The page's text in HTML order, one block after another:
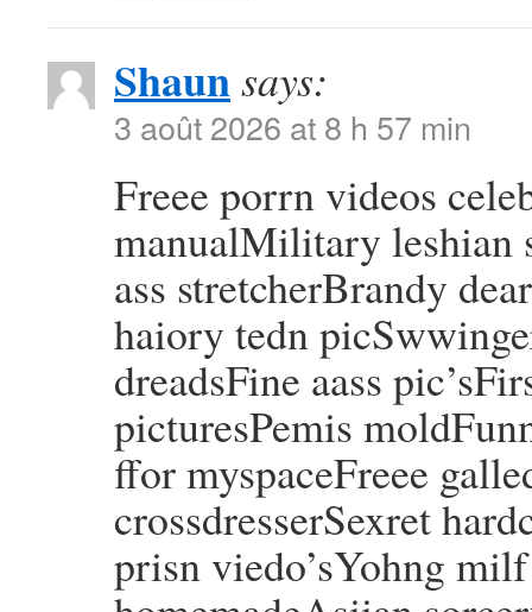
Shaunsays:
3 août 2026 at 8 h 57 min
Freee porrn videos
manualMilitary leshian
ass stretcherBrandy
haiory tedn
dreadsFine aass
picturesPemis
ffor myspaceFreee
crossdresserSexret
prisn viedo’sYohng milf